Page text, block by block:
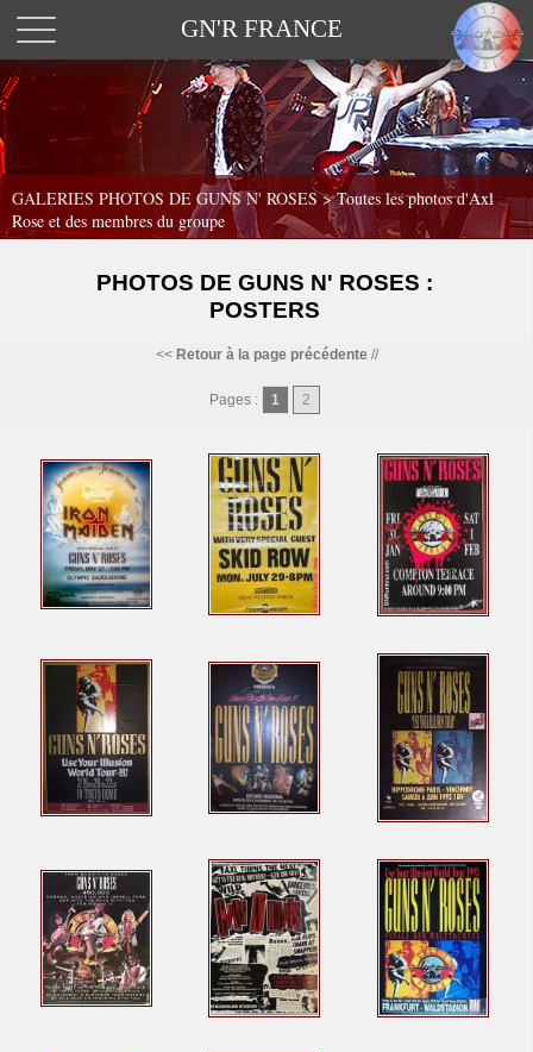
GN'R FRANCE
GALERIES PHOTOS DE GUNS N' ROSES >Toutes les photos d'Axl
Rose et des membres du groupe
PHOTOS DE GUNS N' ROSES :
POSTERS
<< Retour à la page précédente//
Pages : 1 2